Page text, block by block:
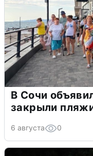
В Сочи
закрыли
6 августа 0